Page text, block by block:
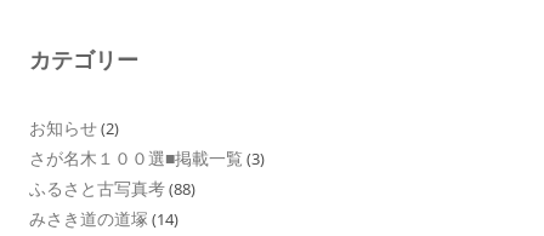
カテゴリー
お知らせ(2)
さが名木１００選■掲載一覧 (3)
ふるさと古写真考(88)
みさき道の道塚 (14)